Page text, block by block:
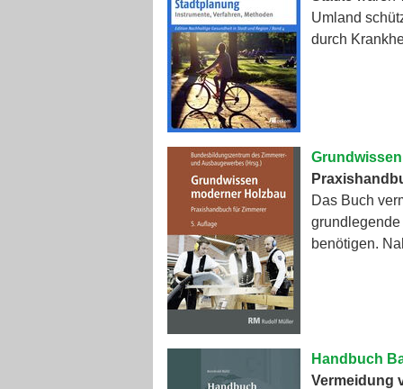
Umland
durch
Das Buch
benötigen.
Handbuch
Vermeidung